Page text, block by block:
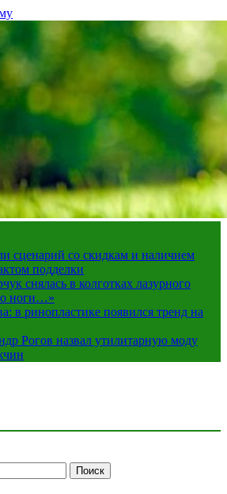
сценарий со скидкам и наличием
подделки
снялась в колготках лазурного
ноги…»
в ринопластике появился тренд на
Рогов назвал утилитарную моду